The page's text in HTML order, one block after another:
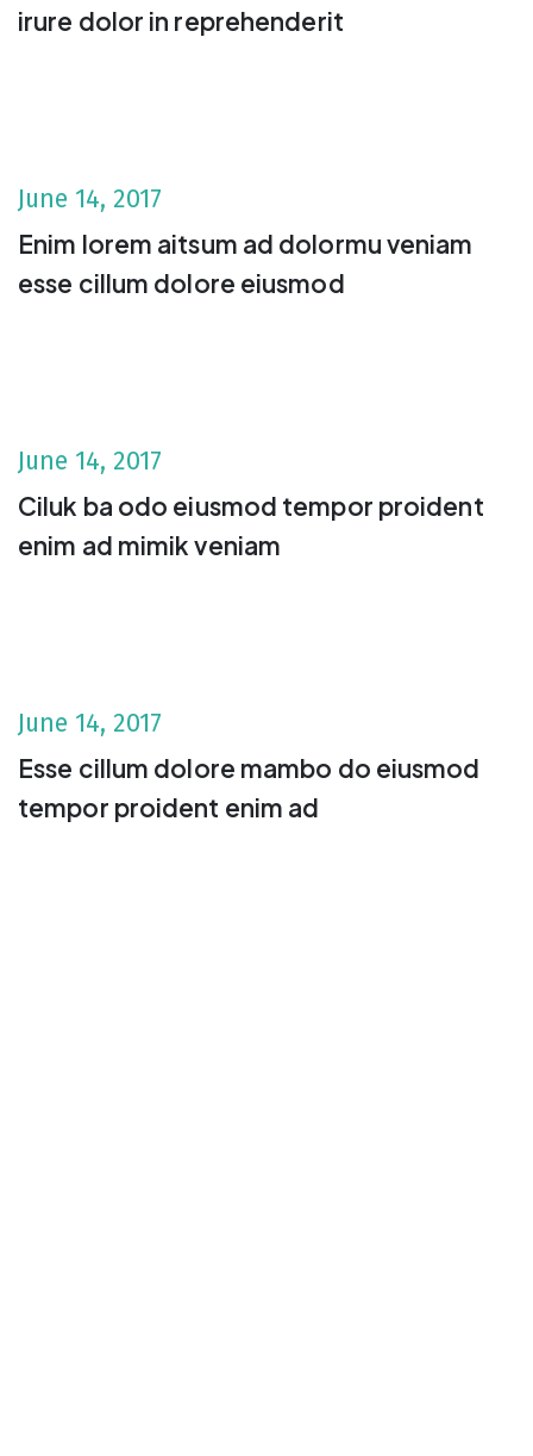
irure dolor in reprehenderit
June 14, 2017
Enim lorem aitsum ad dolormu veniam
esse cillum dolore eiusmod
June 14, 2017
Ciluk ba odo eiusmod tempor proident
enim ad mimik veniam
June 14, 2017
Esse cillum dolore mambo do eiusmod
tempor proident enim ad